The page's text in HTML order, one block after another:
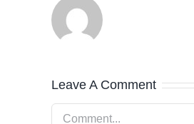
Leave A Comment
Comment